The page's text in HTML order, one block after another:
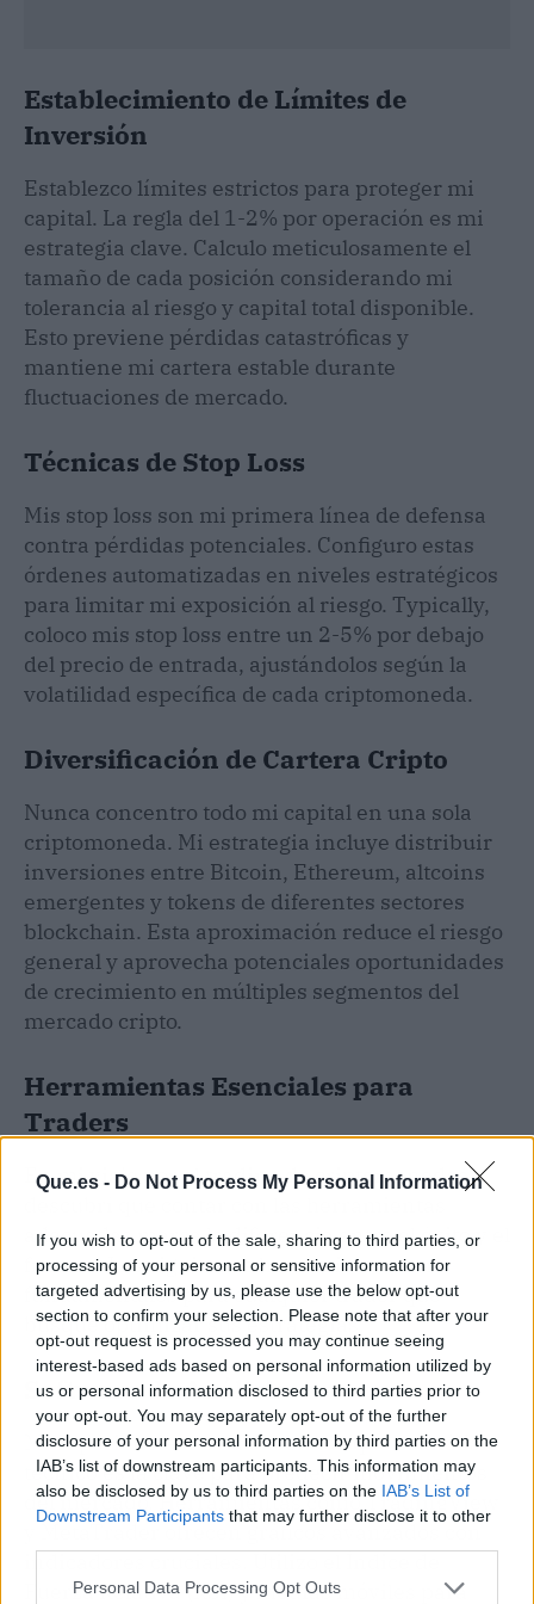
Que.es - Do Not Process My Personal Information
If you wish to opt-out of the sale, sharing to third parties, or
processing of your personal or sensitive information for
targeted advertising by us, please use the below opt-out
section to confirm your selection. Please note that after your
opt-out request is processed you may continue seeing
interest-based ads based on personal information utilized by
us or personal information disclosed to third parties prior to
your opt-out. You may separately opt-out of the further
disclosure of your personal information by third parties on the
IAB’s list of downstream participants. This information may
also be disclosed by us to third parties on the IAB’s List of
Downstream Participants that may further disclose it to other
Personal Data Processing Opt Outs
Establecimiento de Límites de
Inversión
Establezco límites estrictos para proteger mi
capital. La regla del 1-2% por operación es mi
estrategia clave. Calculo meticulosamente el
tamaño de cada posición considerando mi
tolerancia al riesgo y capital total disponible.
Esto previene pérdidas catastróficas y
mantiene mi cartera estable durante
fluctuaciones de mercado.
Técnicas de Stop Loss
Mis stop loss son mi primera línea de defensa
contra pérdidas potenciales. Configuro estas
órdenes automatizadas en niveles estratégicos
para limitar mi exposición al riesgo. Typically,
coloco mis stop loss entre un 2-5% por debajo
del precio de entrada, ajustándolos según la
volatilidad específica de cada criptomoneda.
Diversificación de Cartera Cripto
Nunca concentro todo mi capital en una sola
criptomoneda. Mi estrategia incluye distribuir
inversiones entre Bitcoin, Ethereum, altcoins
emergentes y tokens de diferentes sectores
blockchain. Esta aproximación reduce el riesgo
general y aprovecha potenciales oportunidades
de crecimiento en múltiples segmentos del
mercado cripto.
Herramientas Esenciales para
Traders
En mi viaje por el trading de criptomonedas,
adecuadas marca la diferencia entre el éxito y el
fracaso. Las siguientes herramientas son
fundamentales para cualquier trader que
busque optimizar sus estrategias.
Software de Análisis
Mi experiencia me ha enseñado que el análisis
técnico es la clave para predecir movimientos
del mercado. Herramientas como TradingView
y MetaTrader ofrecen gráficos avanzados con
Fuerza Relativa (RSI) y medias móviles para